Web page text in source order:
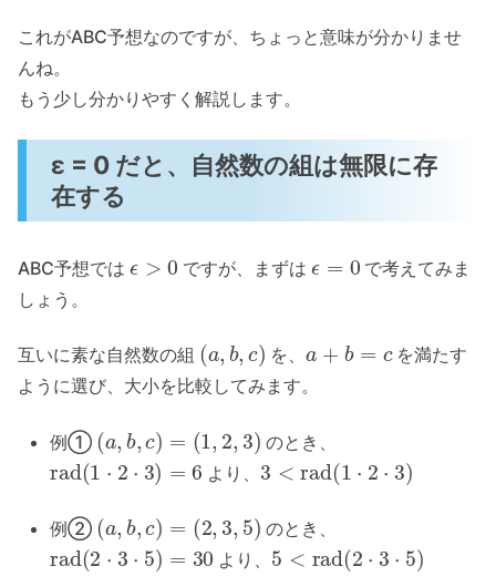
これがABC予想なのですが、ちょっと意味が分かりませ
んね。
もう少し分かりやすく解説します。
ε = 0 だと、自然数の組は無限に存
在する
ABC予想では ですが、まずは
で考えてみま
しょう。
互いに素な自然数の組 ( b ) を、 b=
を満たす
ように選び、大小を比較してみます。
例① ( b ) ,2 3 のとき、
rad(1⋅ 2⋅ 3 )= より、 3 <rad( 1⋅ 3
例② ( b ) 2,3 ,5 ) のとき、
rad(2 3 5)= 30 より、 5 < rad ( 2⋅3 ⋅5